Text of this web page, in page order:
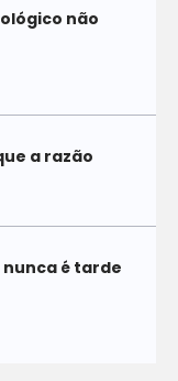
não
a razão
nunca é tarde